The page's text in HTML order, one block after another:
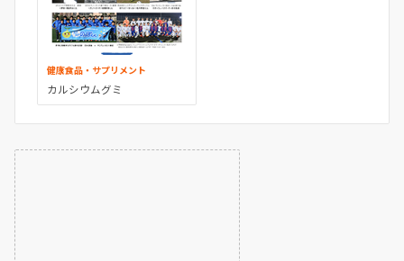
健康食品・サプリメント
カルシウムグミ